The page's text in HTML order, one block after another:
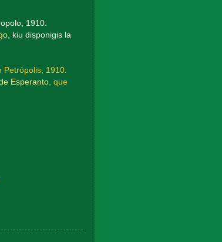
1910.
, kiu disponigis la
1910.
Esperanto, que